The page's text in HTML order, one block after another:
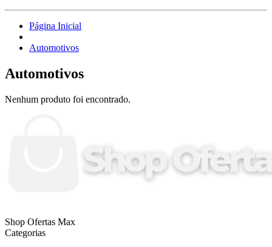
Página Inicial
Automotivos
Automotivos
Nenhum produto foi encontrado.
Shop Ofertas Max
Categorias